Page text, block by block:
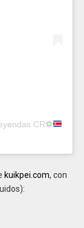
CR⚽️
kuikpei.com, con